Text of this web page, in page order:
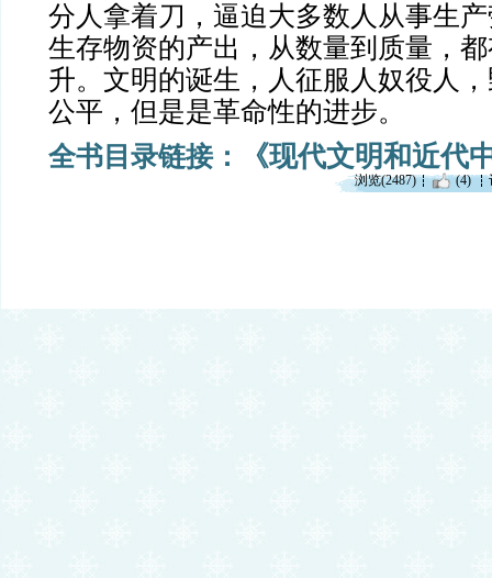
分人拿着刀，逼迫大多数人从事生
生存物资的产出，从数量到质量，
升。文明的诞生，人征服人奴役人
公平，但是是革命性的进步。
全书目录链接：
《现代文明和近代
浏览(2487) (4)